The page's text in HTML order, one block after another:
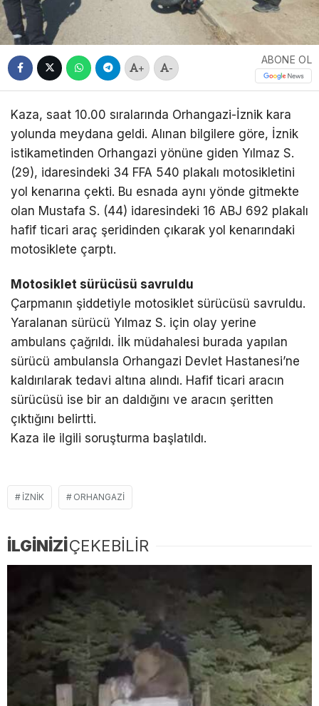
+ -
ABONE OL
Kaza, saat 10.00 sıralarında Orhangazi-İznik kara
yolunda meydana geldi. Alınan bilgilere göre, İznik
istikametinden Orhangazi yönüne giden Yılmaz S.
(29), idaresindeki 34 FFA 540 plakalı motosikletini
yol kenarına çekti. Bu esnada aynı yönde gitmekte
olan Mustafa S. (44) idaresindeki 16 ABJ 692 plakalı
hafif ticari araç şeridinden çıkarak yol kenarındaki
motosiklete çarptı.
Motosiklet sürücüsü savruldu
Çarpmanın şiddetiyle motosiklet sürücüsü savruldu.
Yaralanan sürücü Yılmaz S. için olay yerine
ambulans çağrıldı. İlk müdahalesi burada yapılan
sürücü ambulansla Orhangazi Devlet Hastanesi’ne
kaldırılarak tedavi altına alındı. Hafif ticari aracın
sürücüsü ise bir an daldığını ve aracın şeritten
çıktığını belirtti.
Kaza ile ilgili soruşturma başlatıldı.
İZNIK ORHANGAZI
İLGİNİZİÇEKEBİLİR